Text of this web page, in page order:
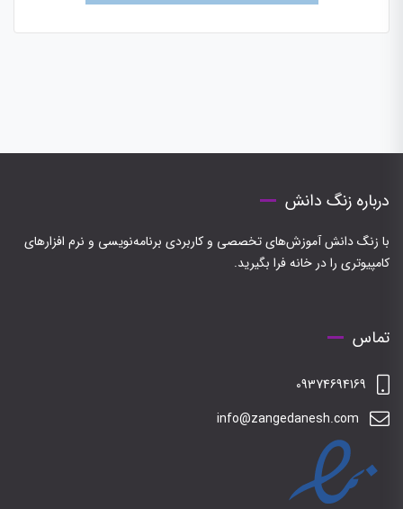
درباره زنگ دانش
با زنگ دانش آموزش‌های تخصصی و کاربردی برنامه‌نویسی و نرم افزارهای
کامپیوتری را در خانه فرا بگیرید.
تماس
09374694169
info@zangedanesh.com